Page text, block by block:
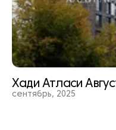
Хади Атласи
сентябрь, 2025